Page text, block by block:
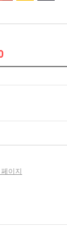
이지